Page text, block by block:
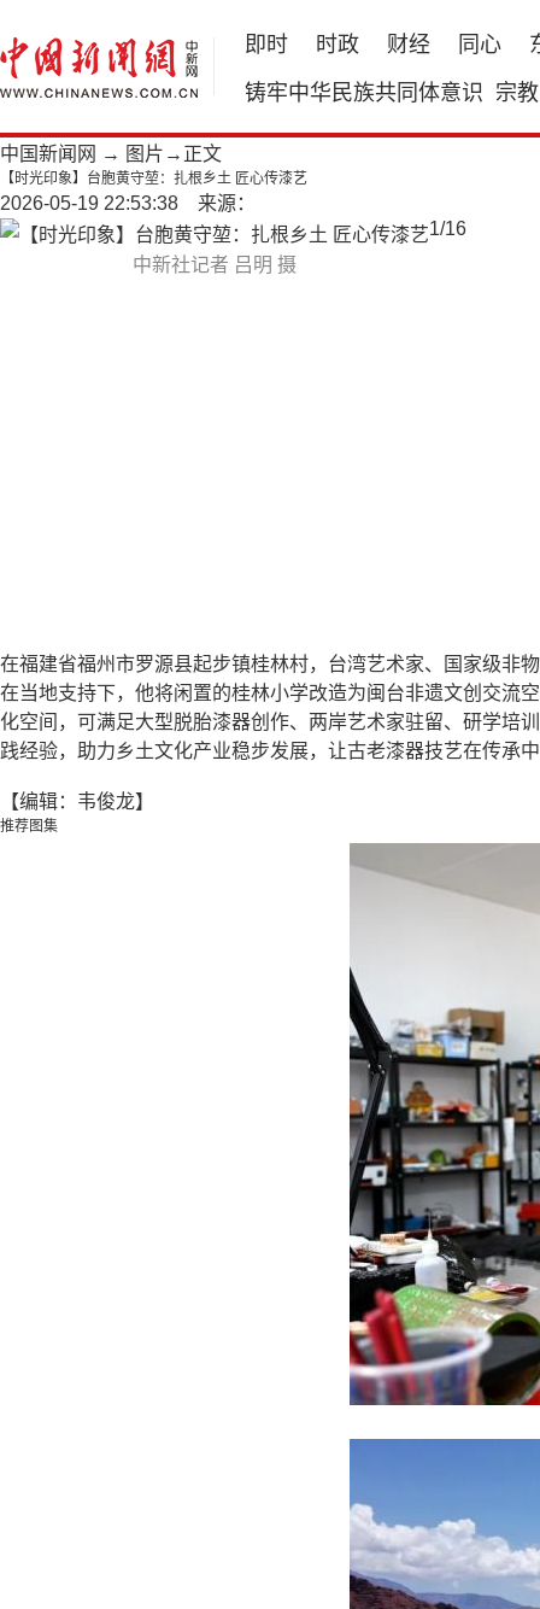
即时 时政 财经 同心
铸牢中华民族共同体意识 宗教
中国新闻网 → 图片 →正文
【时光印象】台胞黄守堃：扎根乡土 匠心传漆艺
2026-05-19 22:53:38 来源：
中新社记者 吕明 摄
1/16
在福建省福州市罗源县起步镇桂林村，台湾艺术家、国家级非
在当地支持下，他将闲置的桂林小学改造为闽台非遗文创交流
化空间，可满足大型脱胎漆器创作、两岸艺术家驻留、研学培
践经验，助力乡土文化产业稳步发展，让古老漆器技艺在传承
【编辑：韦俊龙】
推荐图集